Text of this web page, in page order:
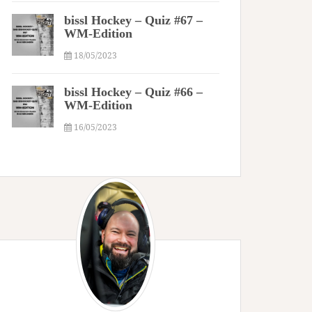
bissl Hockey – Quiz #67 –
WM-Edition
18/05/2023
bissl Hockey – Quiz #66 –
WM-Edition
16/05/2023